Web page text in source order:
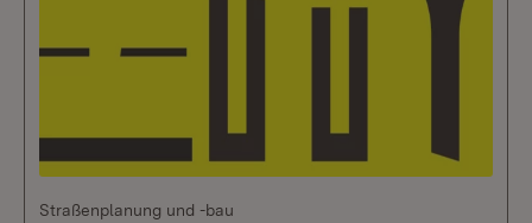
Straßenplanung und -bau